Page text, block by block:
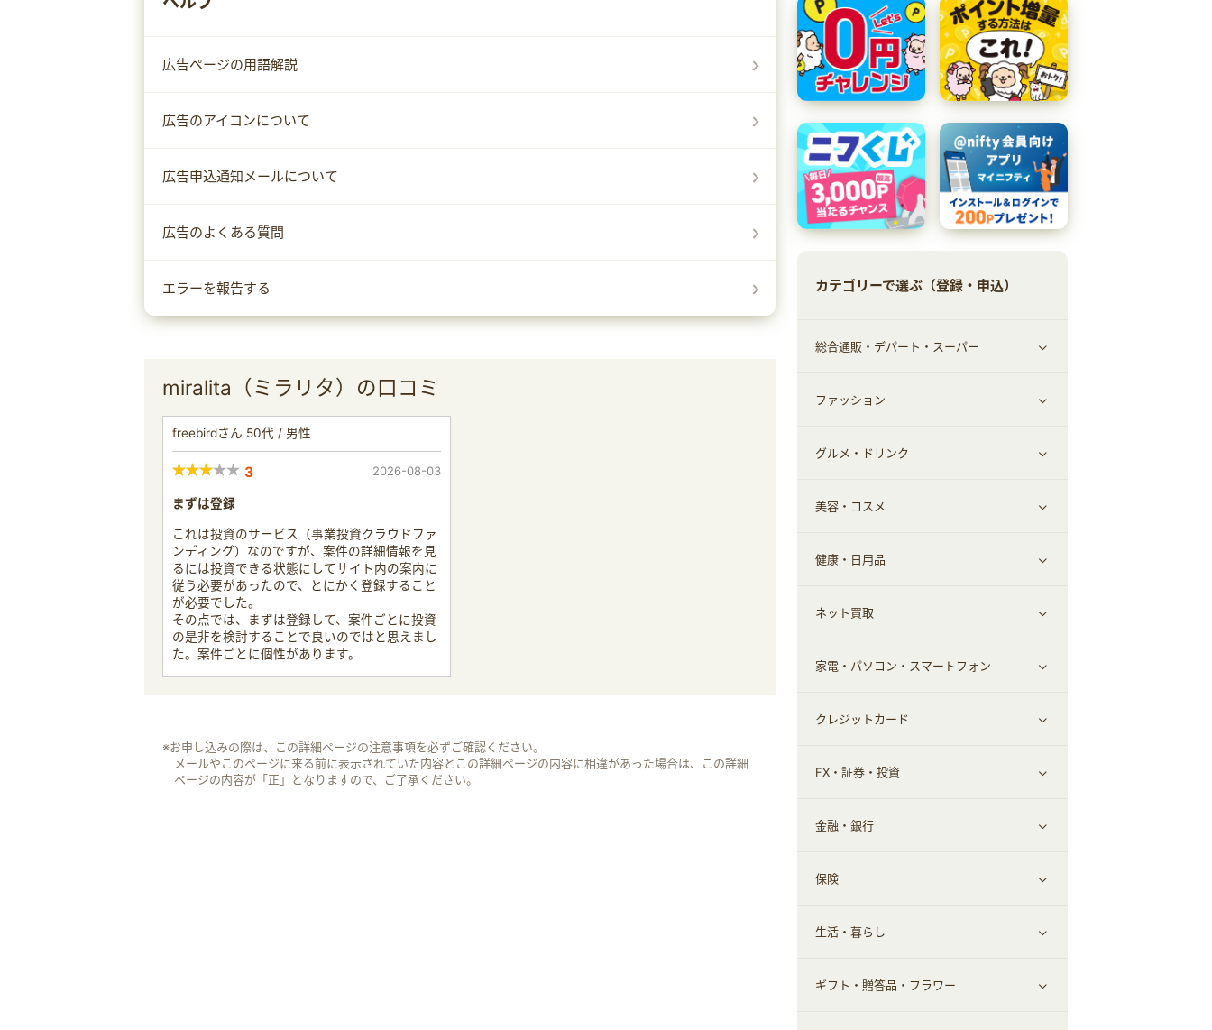
広告ページの用語解説
広告のアイコンについて
広告申込通知メールについて
広告のよくある質問
エラーを報告する
miralita（ミラリタ）の口コミ
freebirdさん 50代 / 男性
3 2026-08-03
まずは登録
これは投資のサービス（事業投資クラウドファ
ンディング）なのですが、案件の詳細情報を見
るには投資できる状態にしてサイト内の案内に
従う必要があったので、とにかく登録すること
が必要でした。
その点では、まずは登録して、案件ごとに投資
の是非を検討することで良いのではと思えまし
た。案件ごとに個性があります。
※お申し込みの際は、この詳細ページの注意事項を必ずご確認ください。
メールやこのページに来る前に表示されていた内容とこの詳細ページの内容に相違があった場合は、この詳細
ページの内容が「正」となりますので、ご了承ください。
カテゴリーで選ぶ（登録・申込）
総合通販・デパート・スーパー
すべて見る
総合通販
ファッション
すべて見る
ファッション
インナー・下着
スーツ・フォーマル
グルメ・ドリンク
すべて見る
グルメ
お酒
食材宅配
ウォーターサーバー
美容・コスメ
すべて見る
ヘアケア
エステ・サロン
メンズ美容
健康・日用品
すべて見る
スポーツ・フィットネス
日用品・薬局・からだ
ネット買取
すべて見る
ネット買取
家電・パソコン・スマートフォン
すべて見る
家電・パソコン・ソフトウェア
通信・レンタルサーバー
スマホ・携帯電話・SIM
定額制有料コンテンツ
クレジットカード
すべて見る
クレジットカード
FX・証券・投資
すべて見る
証券
仮想通貨
金融・銀行
銀行・ネット銀行
キャッシング・ローン
保険
すべて見る
保険相談・面談
生活・暮らし
すべて見る
ギフト・贈答品・フラワー